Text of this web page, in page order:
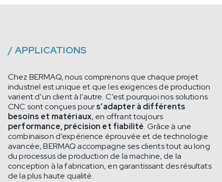
/APPLICATIONS
Chez BERMAQ, nous comprenons que chaque projet
industriel est unique et que les exigences de production
varient d’un client à l’autre. C’est pourquoi nos solutions
CNC sont conçues pours’adapter à différents
besoins et matériaux, en offrant toujours
performance, précision et fiabilité. Grâce à une
combinaison d’expérience éprouvée et de technologie
avancée, BERMAQ accompagne ses clients tout au long
du processus de production de la machine, de la
conception à la fabrication, en garantissant des résultats
de la plus haute qualité.